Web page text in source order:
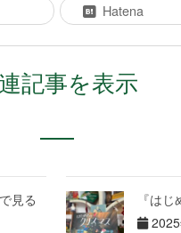
Hatena
記事を表示
見る
『は
2025